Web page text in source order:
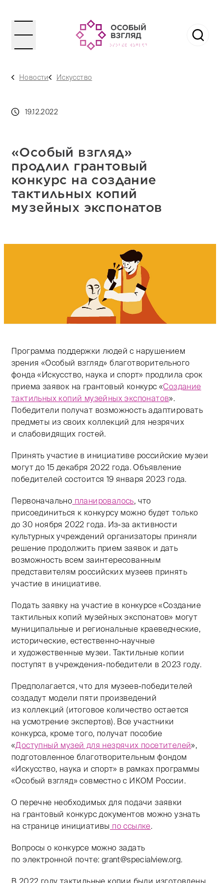
Новости Искусство
19.12.2022
«Особый взгляд»
продлил грантовый
конкурс на создание
тактильных копий
музейных экспонатов
Программа поддержки людей с нарушением
зрения «Особый взгляд» благотворительного
фонда «Искусство, наука и спорт» продлила срок
приема заявок на грантовый конкурс «Создание
тактильных копий музейных экспонатов».
Победители получат возможность адаптировать
предметы из своих коллекций для незрячих
и слабовидящих гостей.
Принять участие в инициативе российские музеи
могут до 15 декабря 2022 года. Объявление
победителей состоится 19 января 2023 года.
Первоначально планировалось, что
присоединиться к конкурсу можно будет только
до 30 ноября 2022 года. Из-за активности
культурных учреждений организаторы приняли
решение продолжить прием заявок и дать
возможность всем заинтересованным
представителям российских музеев принять
участие в инициативе.
Подать заявку на участие в конкурсе «Создание
тактильных копий музейных экспонатов» могут
муниципальные и региональные краеведческие,
исторические, естественно-научные
и художественные музеи. Тактильные копии
поступят в учреждения-победители в 2023 году.
Предполагается, что для музеев-победителей
создадут модели пяти произведений
из коллекций (итоговое количество остается
на усмотрение экспертов). Все участники
конкурса, кроме того, получат пособие
«Доступный музей для незрячих посетителей»,
подготовленное благотворительным фондом
«Искусство, наука и спорт» в рамках программы
«Особый взгляд» совместно с ИКОМ России.
О перечне необходимых для подачи заявки
на грантовый конкурс документов можно узнать
на странице инициативы по ссылке.
Вопросы о конкурсе можно задать
по электронной почте: grant@specialview.org.
В 2022 году тактильные копии были изготовлены